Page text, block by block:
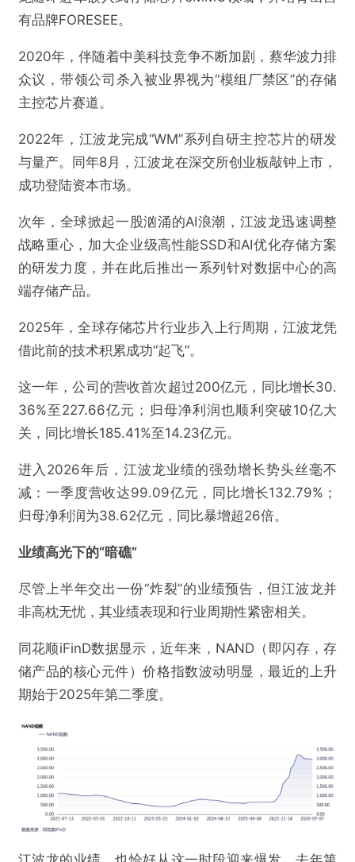
不实信息 违法犯罪 其他
提交
有品牌FORESEE。
2020年，伴随着中美科技竞争不断加剧，蔡华波力排
众议，带领公司杀入被业界视为“模组厂禁区”的存储
主控芯片赛道。
2022年，江波龙完成“WM”系列自研主控芯片的研发
与量产。同年8月，江波龙在深交所创业板敲钟上市，
成功登陆资本市场。
次年，全球掀起一股汹涌的AI浪潮，江波龙迅速调整
战略重心，加大企业级高性能SSD和AI优化存储方案
的研发力度，并在此后推出一系列针对数据中心的高
端存储产品。
2025年，全球存储芯片行业步入上行周期，江波龙凭
借此前的技术积累成功“起飞”。
这一年，公司的营收首次超过200亿元，同比增长30.
36%至227.66亿元；归母净利润也顺利突破10亿大
关，同比增长185.41%至14.23亿元。
进入2026年后，江波龙业绩的强劲增长势头丝毫不
减：一季度营收达99.09亿元，同比增长132.79%；
归母净利润为38.62亿元，同比暴增超26倍。
业绩高光下的“暗礁”
尽管上半年交出一份“炸裂”的业绩预告，但江波龙并
非高枕无忧，其业绩表现和行业周期性紧密相关。
同花顺iFinD数据显示，近年来，NAND（即闪存，存
储产品的核心元件）价格指数波动明显，最近的上升
期始于2025年第二季度。